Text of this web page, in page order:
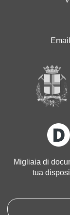
Migliaia di
tua